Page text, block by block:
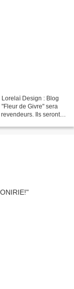
Design : Blog
de Givre" sera
Ils seront